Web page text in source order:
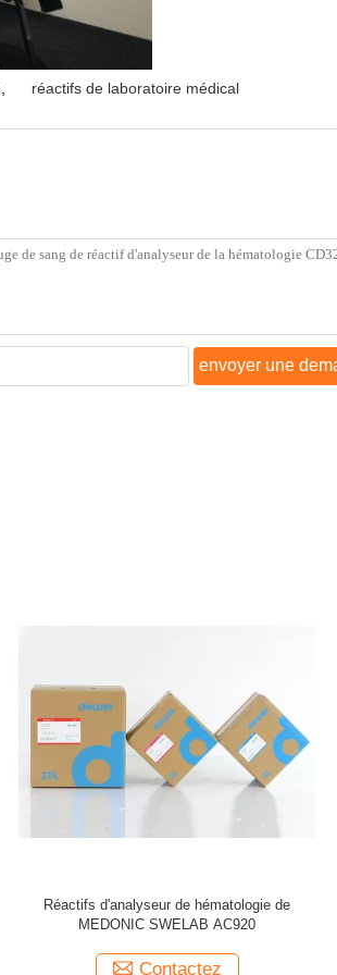
réactifs de laboratoire médical
envoyer une
réactif
d'Abbott
Réactifs d'analyseur de
Kohden MEK-8222 MEK-7222